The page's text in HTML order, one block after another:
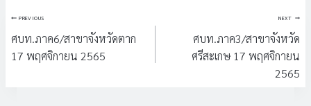
แนะแนว
PREVIOUS
ศบท.ภาค6/สาขาจังหวัดตาก
17 พฤศจิกายน 2565
NEXT
ศบท.ภาค3/สาขาจังหวัด
ศรีสะเกษ 17 พฤศจิกายน
2565